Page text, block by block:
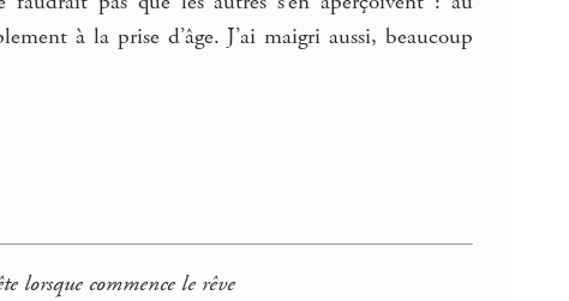
à la prise d’âge. J’ai maigri aussi, beaucoup
lorsque commence le rêve